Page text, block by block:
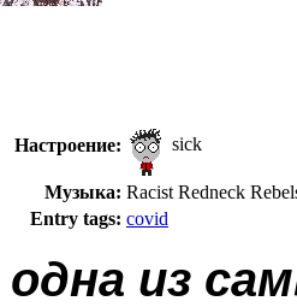
Настроение: sick
Музыка: Racist Redneck
Entry tags: covid
одна из